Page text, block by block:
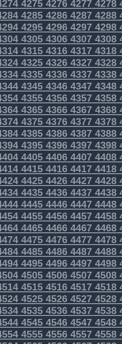
4275427642774278
4285428642874288
4295429642974298
4305430643074308
4315431643174318
4325432643274328
4335433643374338
4345434643474348
4355435643574358
4365436643674368
4375437643774378
4385438643874388
4395439643974398
4405440644074408
4415441644174418
4425442644274428
4435443644374438
4445444644474448
4455445644574458
4465446644674468
4475447644774478
4485448644874488
4495449644974498
4505450645074508
4515451645174518
4525452645274528
4535453645374538
4545454645474548
4555455645574558